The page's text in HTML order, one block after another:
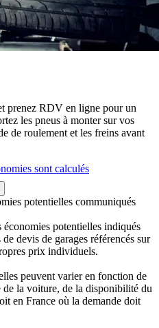
prenez RDV en ligne pour un
les pneus à monter sur vos
de roulement et les freins avant
sont calculés
potentielles communiqués
potentielles indiqués
devis de garages référencés sur
prix individuels.
peuvent varier en fonction de
de la voiture, de la disponibilité du
en France où la demande doit